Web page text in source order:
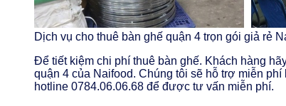
Dịch vụ cho thuê bàn ghế quận 4 trọn gói giả rẻ
Để tiết kiệm chi phí thuê bàn ghế. Khách hàng
quận 4 của Naifood. Chúng tôi sẽ hỗ trợ miễn
hotline 0784.06.06.68 để được tư vấn miễn phí.